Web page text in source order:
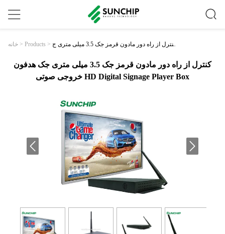
خانه > Products > کنترل از راه دور مادون قرمز جک 3.5 میلی متری ج
کنترل از راه دور مادون قرمز جک 3.5 میلی متری جک هدفون
خروجی صوتی HD Digital Signage Player Box